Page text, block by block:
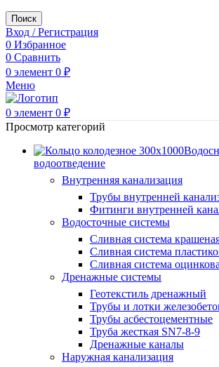
Поиск
Вход / Регистрация
0 Избранное
0 Сравнить
0 элемент 0 ₽
Меню
0 элемент 0 ₽
Просмотр категорий
водоотведение
Внутренняя канализация
Трубы внутренней
Фитинги внутренней
Водосточные системы
Сливная система
Сливная система
Сливная система
Дренажные системы
Геотекстиль дренажный
Трубы и лотки
Трубы асбестоцементные
Труба жесткая SN7-8-9
Дренажные каналы
Наружная канализация